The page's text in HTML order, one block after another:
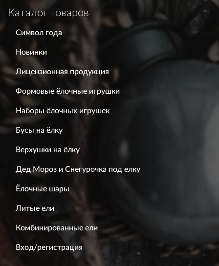
Каталог товаров
Символ года
Новинки
Лицензионная продукция
Формовые ёлочные игрушки
Наборы ёлочных игрушек
Бусы на ёлку
Верхушки на ёлку
Дед Мороз и Снегурочка под елку
Ёлочные шары
Литые ели
Комбинированные ели
Вход/регистрация